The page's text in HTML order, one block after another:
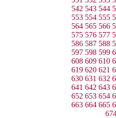
542 543 544
553 554 555
564 565 566
575 576 577
586 587 588
597 598 599
608 609 610
619 620 621
630 631 632
641 642 643
652 653 654
663 664 665